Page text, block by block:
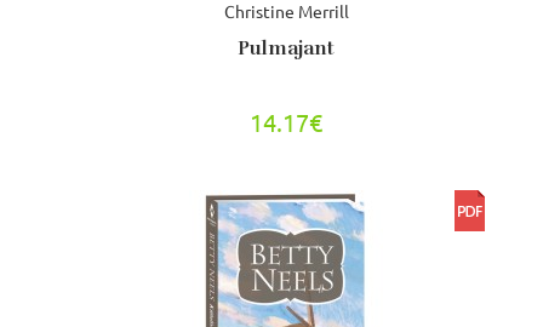
Christine Merrill
Pulmajant
14.17€